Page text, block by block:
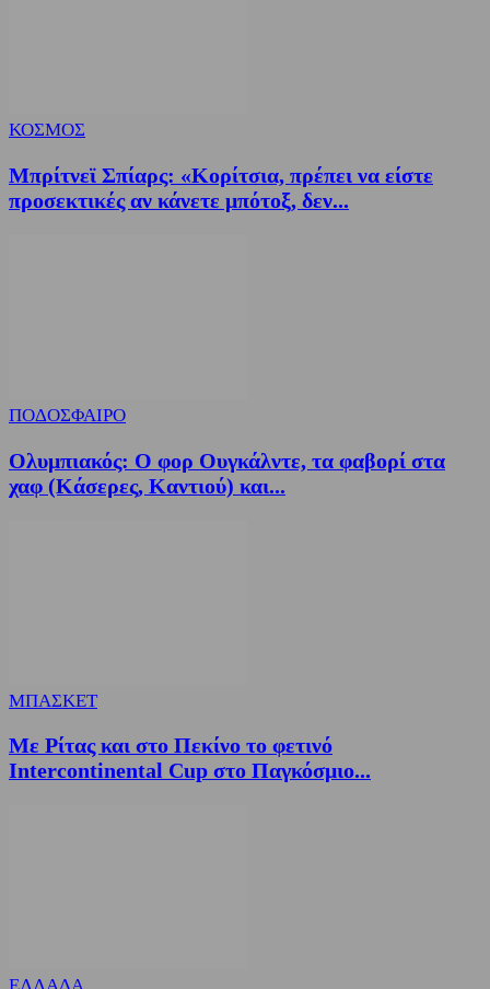
ΚΟΣΜΟΣ
Μπρίτνεϊ Σπίαρς: «Κορίτσια, πρέπει να είστε
προσεκτικές αν κάνετε μπότοξ, δεν...
ΠΟΔΟΣΦΑΙΡΟ
Ολυμπιακός: Ο φορ Ουγκάλντε, τα φαβορί στα
χαφ (Κάσερες, Καντιού) και...
ΜΠΑΣΚΕΤ
Με Ρίτας και στο Πεκίνο το φετινό
Intercontinental Cup στο Παγκόσμιο...